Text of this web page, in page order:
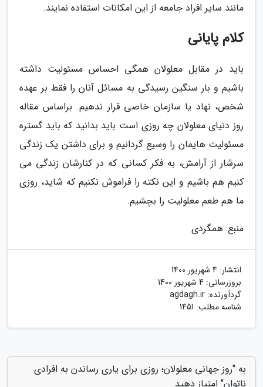
مانند سایر افراد جامعه از این امکانات استفاده نمایند.
کلام پایانی
باید در مقابل معلولان همگی احساس مسئولیت داشته
باشیم و بار سنگین رسیدگی به مسائل آنان را فقط بر عهده
شخص، نهاد یا سازمان خاصی قرار ندهیم. براساس مقاله
روز دنیای معلولان چه روزی است باید بدانید که باید گستره
مسئولیت هایمان را وسیع گردانیم و برای داشتن یک زندگی
سرشار از آرامش، به فکر کسانی که در کنارشان زندگی می
کنیم هم باشیم و این نکته را فراموش نکنیم که شاید، روزی
ما هم طعم معلولیت را بچشیم.
منبع: همگردی
انتشار: 4 شهریور 1400
بروزرسانی: 4 شهریور 1400
گردآورنده: agdagh.ir
شناسه مطلب: 1451
به "روز جهانی معلولان؛ روزی برای یاری رساندن به افرادی
ناتوان" امتیاز دهید